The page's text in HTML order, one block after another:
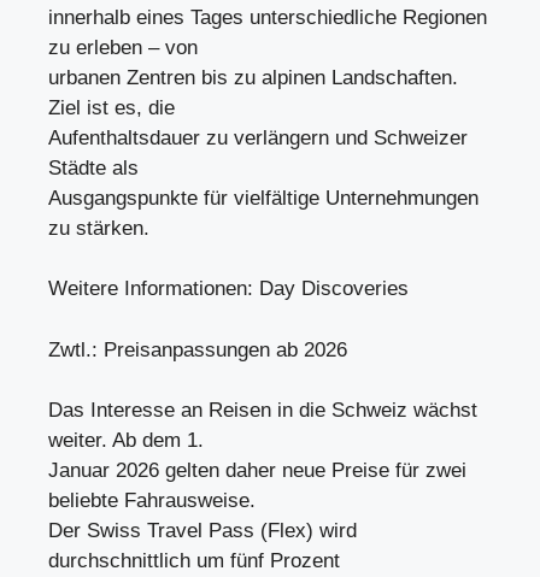
innerhalb eines Tages unterschiedliche Regionen
zu erleben – von
urbanen Zentren bis zu alpinen Landschaften.
Ziel ist es, die
Aufenthaltsdauer zu verlängern und Schweizer
Städte als
Ausgangspunkte für vielfältige Unternehmungen
zu stärken.
Weitere Informationen: Day Discoveries
Zwtl.: Preisanpassungen ab 2026
Das Interesse an Reisen in die Schweiz wächst
weiter. Ab dem 1.
Januar 2026 gelten daher neue Preise für zwei
beliebte Fahrausweise.
Der Swiss Travel Pass (Flex) wird
durchschnittlich um fünf Prozent